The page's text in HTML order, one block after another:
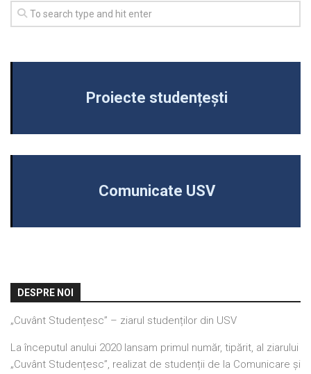
Proiecte studențești
Comunicate USV
DESPRE NOI
„Cuvânt Studențesc” – ziarul studenților din USV
La începutul anului 2020 lansam primul număr, tipărit, al ziarului
„Cuvânt Studențesc”, realizat de studenții de la Comunicare și